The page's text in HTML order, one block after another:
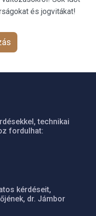
és jogvitákat!
technikai
fordulhat:
kérdéseit,
dr. Jámbor